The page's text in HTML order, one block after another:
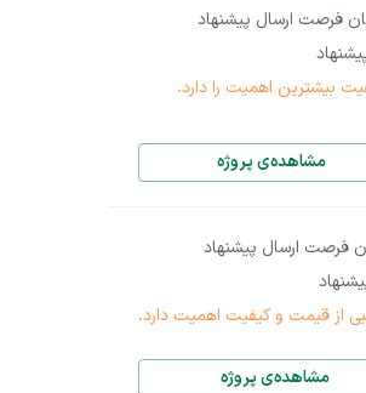
فرصت ارسال پیشنهاد
بیشترین اهمیت را دارد.
مشاهده‌ی پروژه
فرصت ارسال پیشنهاد
از قیمت و کیفیت اهمیت دارد.
مشاهده‌ی پروژه